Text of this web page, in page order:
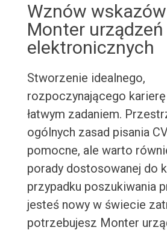
Wznów
Monter urządzeń
elektronicznych
Stworzenie idealnego,
rozpoczynającego
łatwym zadaniem.
ogólnych zasad pisania
pomocne, ale warto
porady dostosowanej do
przypadku poszukiwania
jesteś nowy w świecie
potrzebujesz Monter